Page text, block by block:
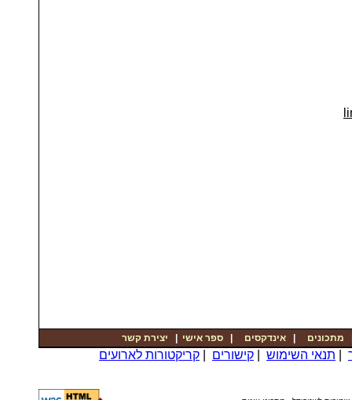
מתכונים |אינדקסים |ספר אישי יצירת קשר
תנאי השימוש קישורים קריקטורות לארועים